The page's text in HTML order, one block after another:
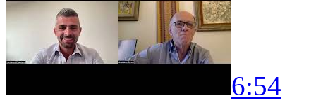
6:54